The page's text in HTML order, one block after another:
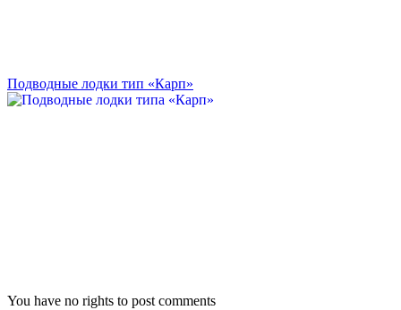
Подводные лодки тип «Карп»
You have no rights to post comments